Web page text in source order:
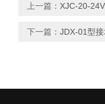
上一篇： XJC-20-
下一篇： JDX-01型